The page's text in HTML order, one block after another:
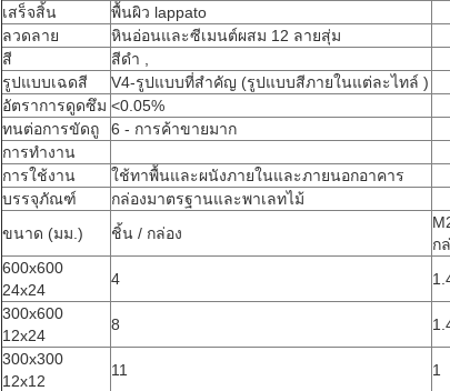
เสร็จสิ้น
พื้นผิว lappato
ลวดลาย
หินอ่อนและซีเมนต์ผสม 12 ลายสุ่ม
สี
สีดำ ,
รูปแบบเฉดสี
V4-รูปแบบที่สำคัญ (รูปแบบสีภายในแต่ละไทล์ )
อัตราการดูดซึม <0.05%
ทนต่อการขัดถู
6 - การค้าขายมาก
การทำงาน
การใช้งาน
ใช้ทาพื้นและผนังภายในและภายนอกอาคาร
บรรจุภัณฑ์
กล่องมาตรฐานและพาเลทไม้
ขนาด (มม.)
ชิ้น / กล่อง
ก
600x600
24x24
4
300x600
12x24
8
300x300
12x12
11 1